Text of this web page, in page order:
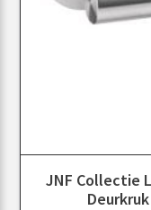
JNF Collectie